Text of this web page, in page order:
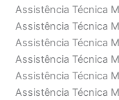
Assistência Técnica
Assistência Técnica
Assistência Técnica
Assistência Técnica
Assistência Técnica
Assistência Técnica